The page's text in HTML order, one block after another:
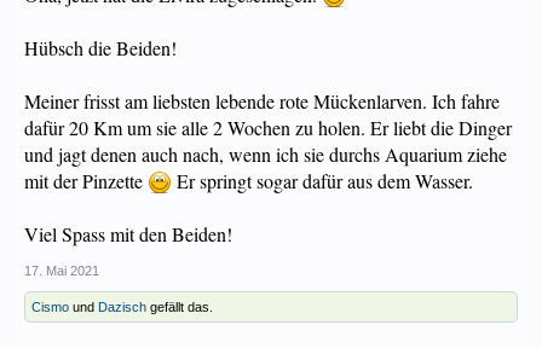
Hübsch die Beiden!
Meiner frisst am liebsten lebende rote Mückenlarven. Ich fahre
dafür 20 Km um sie alle 2 Wochen zu holen. Er liebt die Dinger
und jagt denen auch nach, wenn ich sie durchs Aquarium ziehe
mit der Pinzette
Er springt sogar dafür aus dem Wasser.
Viel Spass mit den Beiden!
17. Mai 2021
Cismo und Dazisch gefällt das.